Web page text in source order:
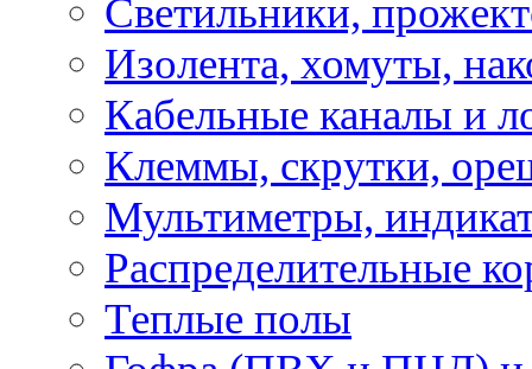
Светильники,
Изолента, хомуты,
Кабельные каналы и
Клеммы, скрутки,
Мультиметры,
Распределительные
Теплые полы